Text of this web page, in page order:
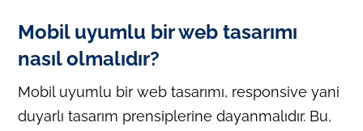
Mobil uyumlu bir web tasarımı
nasıl olmalıdır?
Mobil uyumlu bir web tasarımı, responsive yani
duyarlı tasarım prensiplerine dayanmalıdır. Bu,